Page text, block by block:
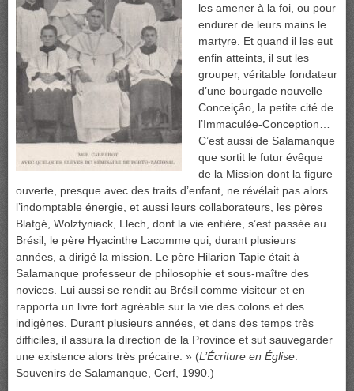
les amener à la foi, ou pour
endurer de leurs mains le
martyre. Et quand il les eut
enfin atteints, il sut les
grouper, véritable fondateur
d’une bourgade nouvelle
Conceiçâo, la petite cité de
l’Immaculée-Conception…
C’est aussi de Salamanque
que sortit le futur évêque
de la Mission dont la figure
ouverte, presque avec des traits d’enfant, ne révélait pas alors
l’indomptable énergie, et aussi leurs collaborateurs, les pères
Blatgé, Wolztyniack, Llech, dont la vie entière, s’est passée au
Brésil, le père Hyacinthe Lacomme qui, durant plusieurs
années, a dirigé la mission. Le père Hilarion Tapie était à
Salamanque professeur de philosophie et sous-maître des
novices. Lui aussi se rendit au Brésil comme visiteur et en
rapporta un livre fort agréable sur la vie des colons et des
indigènes. Durant plusieurs années, et dans des temps très
difficiles, il assura la direction de la Province et sut sauvegarder
une existence alors très précaire. » (L’Écriture en Église
Souvenirs de Salamanque, Cerf, 1990.)